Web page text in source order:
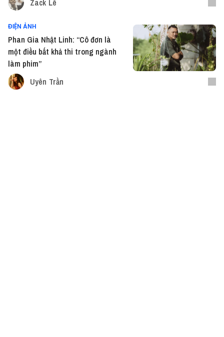
Zack Lê
ĐIỆN ẢNH
Phan Gia Nhật Linh: “Cô đơn là
một điều bất khả thi trong ngành
làm phim”
Uyên Trần